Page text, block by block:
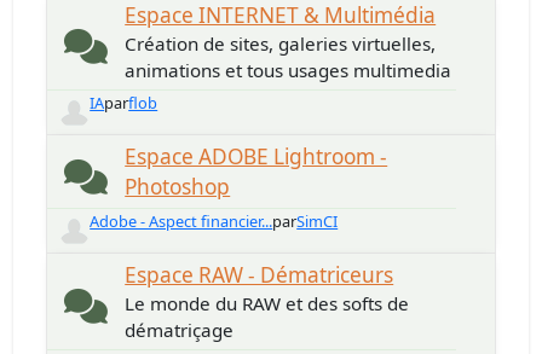
Espace INTERNET & Multimédia
Création de sites, galeries virtuelles,
animations et tous usages multimedia
IAparflob
Espace ADOBE Lightroom -
Photoshop
Adobe - Aspect financier...parSimCI
Espace RAW - Dématriceurs
Le monde du RAW et des softs de
dématriçage